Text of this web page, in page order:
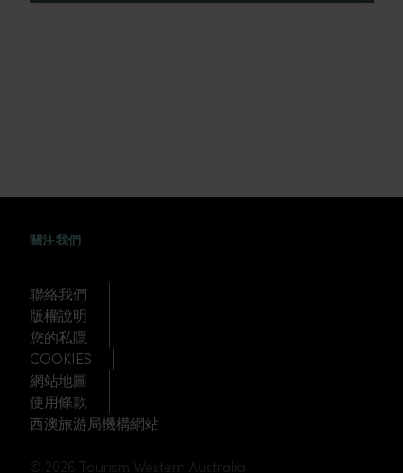
關注我們
聯絡我們
版權說明
您的私隱
COOKIES
網站地圖
使用條款
西澳旅游局機構網站
© 2026 Tourism Western Australia